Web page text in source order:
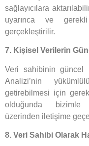
sağlayıcılara
uyarınca ve
gerçekleştirilir.
7. Kişisel Verilerin
Veri sahibinin güncel
Analizi’nin
getirebilmesi için
olduğunda bizimle
üzerinden iletişime
8. Veri Sahibi Olarak